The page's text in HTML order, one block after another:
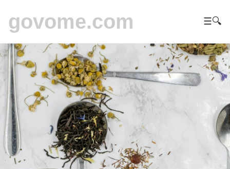
govome.com ☰🔍